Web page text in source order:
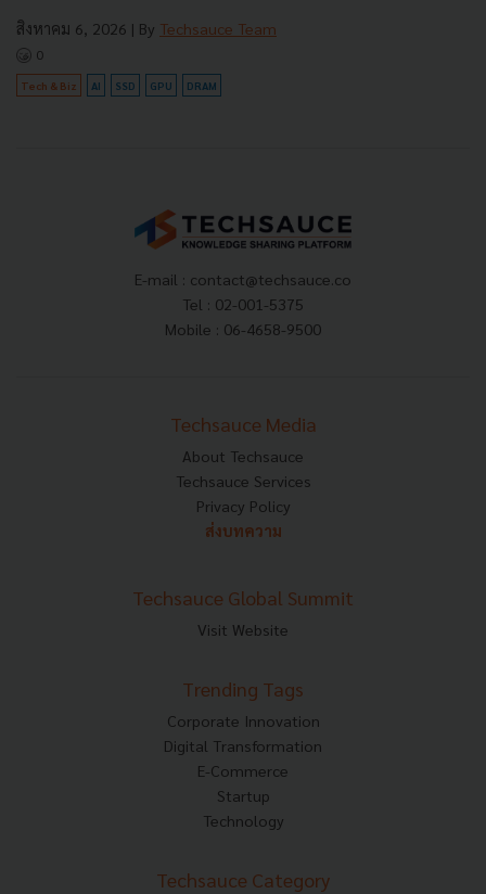
สิงหาคม 6, 2026 | By Techsauce Team
0
Tech & Biz AI SSD GPU DRAM
E-mail : contact@techsauce.co
Tel : 02-001-5375
Mobile : 06-4658-9500
Techsauce Media
About Techsauce
Techsauce Services
Privacy Policy
ส่งบทความ
Techsauce Global Summit
Visit Website
Trending Tags
Corporate Innovation
Digital Transformation
E-Commerce
Startup
Technology
Techsauce Category